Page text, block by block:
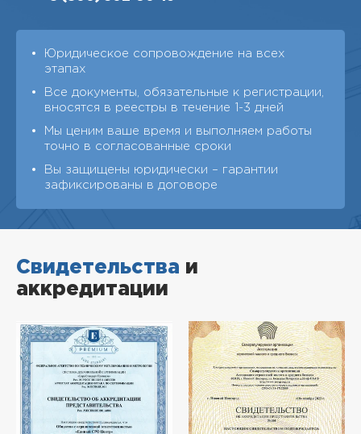
Юридическое сопровождение на всех
этапах
Все документы, обязательные к регистрации,
вносятся в реестры в течение 1-3 дней
Мы ценим ваше время и выполняем работы
точно в согласованные сроки
Вы защищены юридически – гарантии
зафиксированы в договоре
Свидетельства и
аккредитации